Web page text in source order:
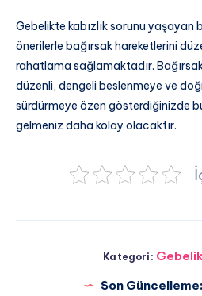
Gebelikte kabızlık sorunu yaşayan
önerilerle bağırsak hareketlerini
rahatlama sağlamaktadır.
düzenli, dengeli beslenmeye ve
sürdürmeye özen gösterdiğinizde
gelmeniz daha kolay olacaktır.
Kategori:
Son Güncelleme: